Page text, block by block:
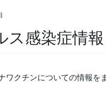
ス感染症情
クチンについての情報を